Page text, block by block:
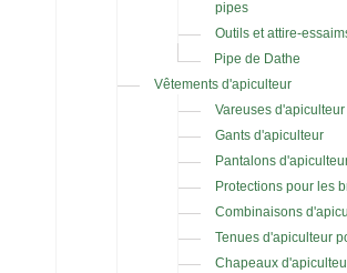
pipes
Outils et attire-
Pipe de Dathe
Vêtements d'apiculteur
Vareuses d'apiculteur
Gants d'apiculteur
Pantalons
Protections pour les
Combinaisons
Tenues d'apiculteur
Chapeaux